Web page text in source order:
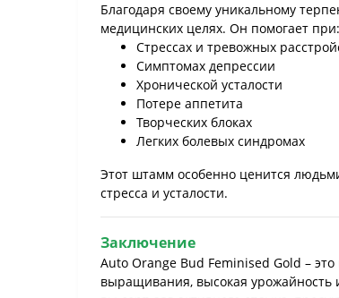
Благодаря своему уникальному
медицинских целях. Он помогает при:
Стрессах и тревожных
Симптомах депрессии
Хронической усталости
Потере аппетита
Творческих блоках
Легких болевых синдромах
Этот штамм особенно ценится
стресса и усталости.
Заключение
Auto Orange Bud Feminised Gold –
выращивания, высокая урожайность